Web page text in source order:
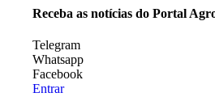
Receba as notícias do Portal
Telegram
Whatsapp
Facebook
Entrar